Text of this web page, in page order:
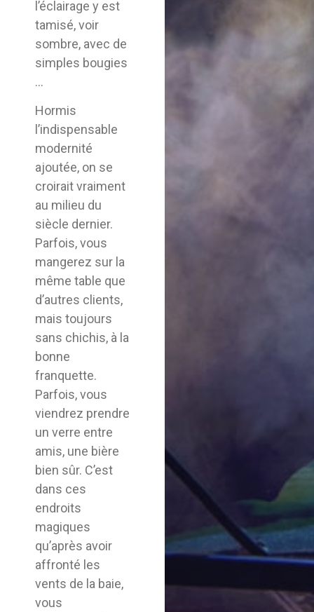
l’éclairage y est
tamisé, voir
sombre, avec de
simples bougies
…
Hormis
l’indispensable
modernité
ajoutée, on se
croirait vraiment
au milieu du
siècle dernier.
Parfois, vous
mangerez sur la
même table que
d’autres clients,
mais toujours
sans chichis, à la
bonne
franquette.
Parfois, vous
viendrez prendre
un verre entre
amis, une bière
bien sûr. C’est
dans ces
endroits
magiques
qu’après avoir
affronté les
vents de la baie,
vous